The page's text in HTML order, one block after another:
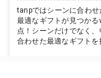
tanpではシーンに合わせ
最適なギフトが見つか
点！シーンだけでなく
合わせた最適なギフトを